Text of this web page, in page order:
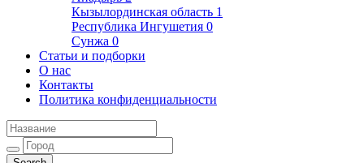
Кызылординская область 1
Республика Ингушетия 0
Сунжа 0
Статьи и подборки
О нас
Контакты
Политика конфиденциальности